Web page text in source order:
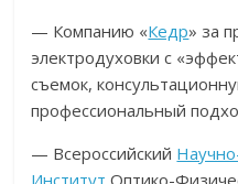
— Компанию «Кедр» за
электродуховки с
съемок,
профессиональный
— Всероссийский
Институт Оптико-